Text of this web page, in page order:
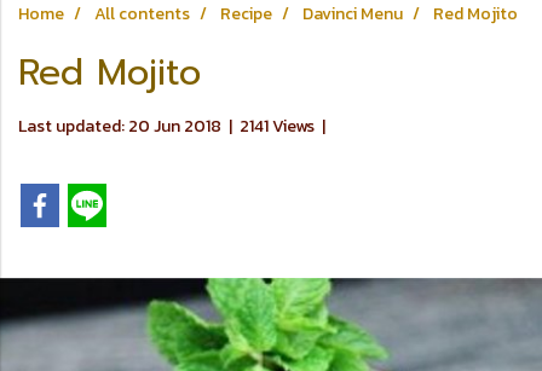
Home All contents Recipe Davinci Menu Red Mojito
Red Mojito
Last updated: 20 Jun 2018 | 2141 Views |